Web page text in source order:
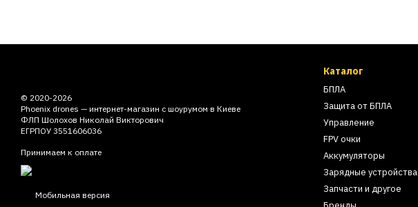
© 2020-2026
Phoenix drones — интернет-магазин с шоурумом в Киеве
ФЛП Шолохов Николай Викторович
ЕГРПОУ 3551606036
Принимаем к оплате
Мобильная версия
Каталог
БПЛА
Защита от БПЛА
Управление
FPV очки
Аккумуляторы
Зарядные устройства
Запчасти и другое